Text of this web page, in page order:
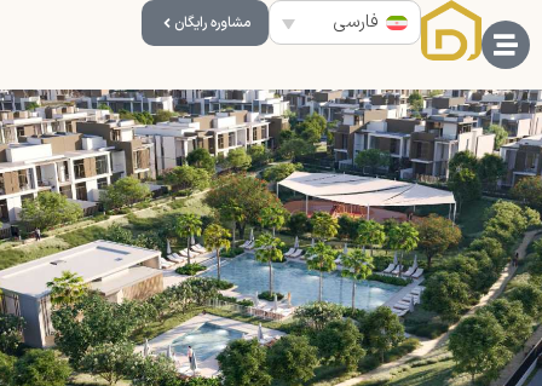
فارسی مشاوره رایگان